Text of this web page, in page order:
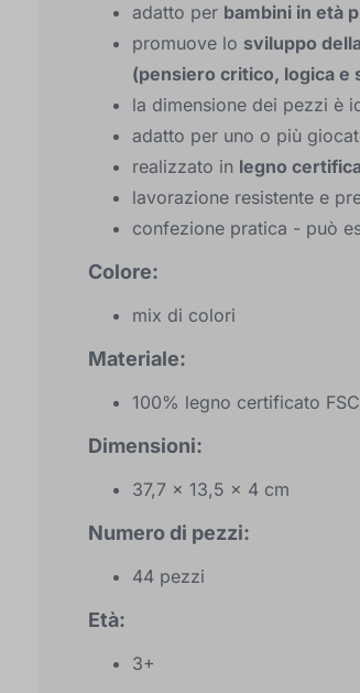
adatto per bambini in età
promuove lo sviluppo
(pensiero critico, logica e
la dimensione dei pezzi è
adatto per uno o più
realizzato in legno
lavorazione resistente e
confezione pratica - può
Colore:
mix di colori
Materiale:
100% legno certificato FSC
Dimensioni:
37,7 x 13,5 x 4 cm
Numero di pezzi:
44 pezzi
Età:
3+